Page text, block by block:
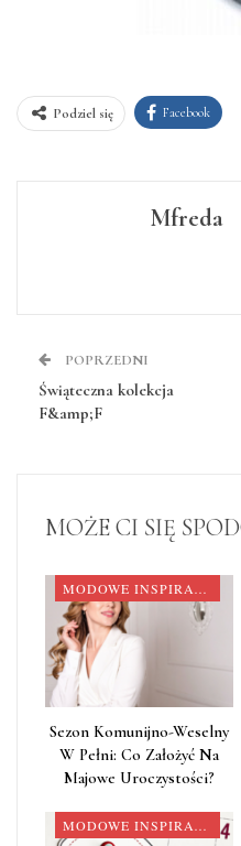
Podziel się Facebook
Mfreda
POPRZEDNI
Świąteczna kolekcja
F&amp;F
MOŻE CI SIĘ
Sezon Komunijno-Weselny
W Pełni: Co Założyć Na
Majowe Uroczystości?